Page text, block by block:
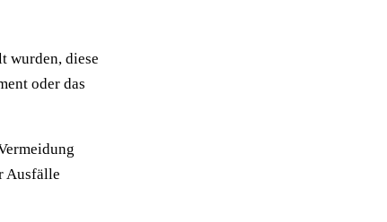
wurden, diese
oder das
Ausfälle